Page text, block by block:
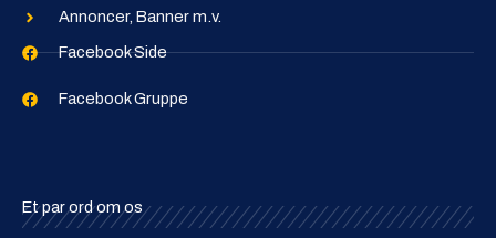
Annoncer, Banner m.v.
Facebook Side
Facebook Gruppe
Et par ord om os